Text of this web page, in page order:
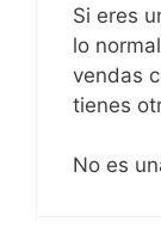
Si eres
lo
vendas
tienes
No es